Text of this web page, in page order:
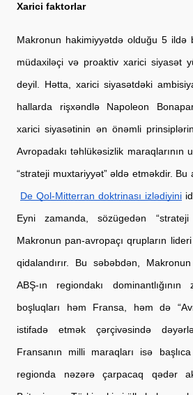
Xarici faktorlar
Makronun hakimiyyətdə olduğu 5 ildə
müdaxiləçi və proaktiv xarici siyasət
deyil. Hətta, xarici siyasətdəki
hallarda rişxəndlə Napoleon
xarici siyasətinin ən önəmli
Avropadakı təhlükəsizlik maraqlarının
“strateji muxtariyyət” əldə etməkdir.
De Qol-Mitterran doktrinası izlədiyini
Eyni zamanda, sözügedən
Makronun pan-avropaçı qrupların
qidalandırır. Bu səbəbdən,
ABŞ-ın regiondakı dominantlığının
boşluqları həm Fransa, həm də
istifadə etmək çərçivəsində
Fransanın milli maraqları isə
regionda nəzərə çarpacaq qədər